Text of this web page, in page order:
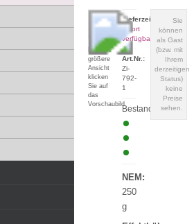
Für eine
größere
Ansicht
klicken
Sie auf
das
Vorschaubild
Sie
können
als Gast
(bzw. mit
Ihrem
derzeitigen
Status)
keine
Preise
sehen.
Lieferzeit:
sofort
verfügbar
Art.Nr.:
Zi-
792-
1
Bestand:
NEM:
250
g